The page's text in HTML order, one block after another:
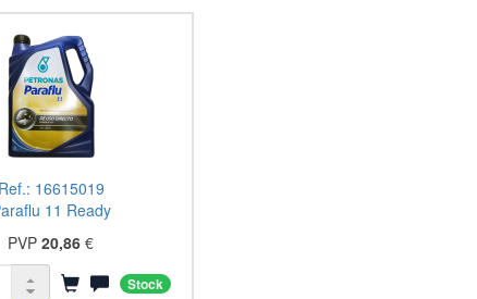
Ref.: 16615019
11 Ready
PVP 20,86 €
Stock